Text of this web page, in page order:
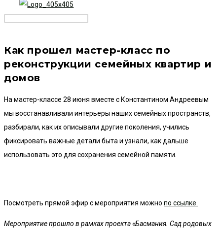
Как прошел мастер-класс по
реконструкции семейных квартир и
домов
На мастер-классе 28 июня вместе с Константином Андреевым
мы восстанавливали интерьеры наших семейных пространств,
разбирали, как их описывали другие поколения, учились
фиксировать важные детали быта и узнали, как дальше
использовать это для сохранения семейной памяти.
Посмотреть прямой эфир с мероприятия можно по ссылке.
Мероприятие прошло в рамках проекта «Басмания. Сад родовых